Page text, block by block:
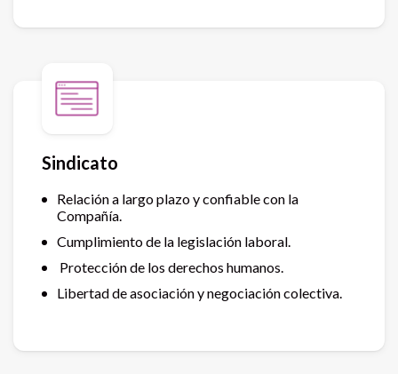
Sindicato
Relación a largo plazo y confiable con la
Compañía.
Cumplimiento de la legislación laboral.
Protección de los derechos humanos.
Libertad de asociación y negociación colectiva.